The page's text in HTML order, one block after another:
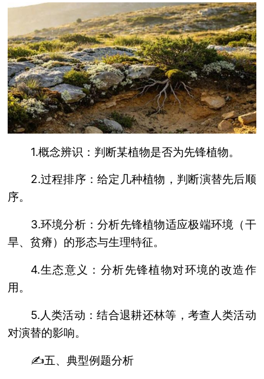
1.概念辨识：判断某植物是否为先锋植物。
2.过程排序：给定几种植物，判断演替先后顺
序。
3.环境分析：分析先锋植物适应极端环境（干
旱、贫瘠）的形态与生理特征。
4.生态意义：分析先锋植物对环境的改造作
用。
5.人类活动：结合退耕还林等，考查人类活动
对演替的影响。
✍️五、典型例题分析